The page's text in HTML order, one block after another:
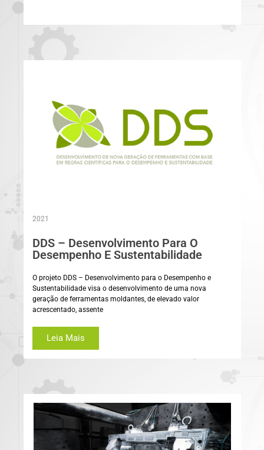
2021
DDS – Desenvolvimento Para O
Desempenho E Sustentabilidade
O projeto DDS – Desenvolvimento para o Desempenho e
Sustentabilidade visa o desenvolvimento de uma nova
geração de ferramentas moldantes, de elevado valor
acrescentado, assente
Leia Mais